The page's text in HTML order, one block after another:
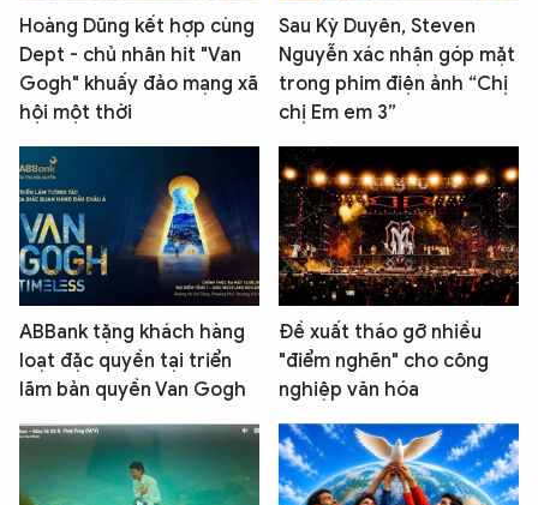
Hoàng Dũng kết hợp cùng
Dept - chủ nhân hit "Van
Gogh" khuấy đảo mạng xã
hội một thời
Sau Kỳ Duyên, Steven
Nguyễn xác nhận góp mặt
trong phim điện ảnh “Chị
chị Em em 3”
ABBank tặng khách hàng
loạt đặc quyền tại triển
lãm bản quyền Van Gogh
Đề xuất tháo gỡ nhiều
"điểm nghẽn" cho công
nghiệp văn hóa